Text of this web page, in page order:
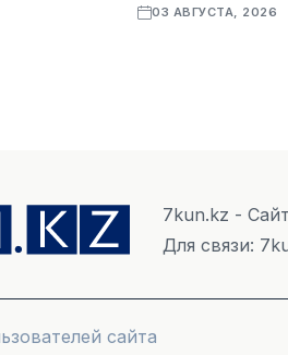
03 АВГУСТА, 2026
7kun.kz -
Для связи:
сайта